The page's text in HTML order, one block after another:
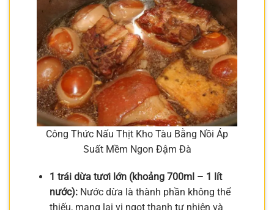
Công Thức Nấu Thịt Kho Tàu Bằng Nồi Áp
Suất Mềm Ngon Đậm Đà
1 trái dừa tươi lớn (khoảng 700ml – 1 lít
nước):Nước dừa là thành phần không thể
thiếu, mang lại vị ngọt thanh tự nhiên và